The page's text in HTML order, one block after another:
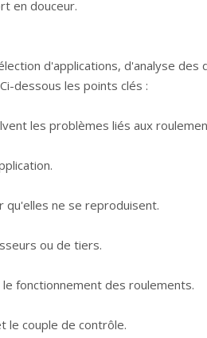
en douceur.
d'applications, d'analyse des
dessous les points clés :
les problèmes liés aux
qu'elles ne se reproduisent.
ou de tiers.
fonctionnement des roulements.
le couple de contrôle.